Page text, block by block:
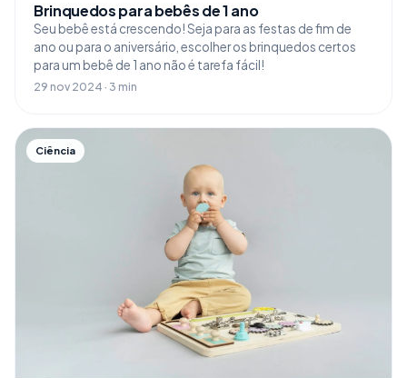
Brinquedos para bebês de 1 ano
Seu bebê está crescendo! Seja para as festas de fim de
ano ou para o aniversário, escolher os brinquedos certos
para um bebê de 1 ano não é tarefa fácil!
29 nov 2024 · 3 min
Ciência